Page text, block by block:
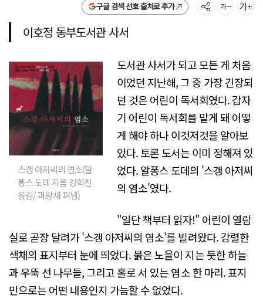
구글 검색 선호 출처로 추가
이호정 동부도서관 사서
스갱 아저씨의 염소(알
퐁스 도데 지음 강희진
옮김/ 파랑새 펴냄)
도서관 사서가 되고 모든 게 처음
이었던 지난해, 그 중 가장 긴장되
던 것은 어린이 독서회였다. 갑자
기 어린이 독서회를 맡게 돼 어떻
게 해야 하나 이것저것을 알아보
았다. 토론 도서는 이미 정해져 있
었다. 알퐁스 도데의 '스갱 아저씨
의 염소'였다.
"일단 책부터 읽자!" 어린이 열람
실로 곧장 달려가 '스갱 아저씨의 염소'를 빌려왔다. 강렬한
색채의 표지부터 눈에 띄었다. 붉은 노을이 지는 듯한 하늘
과 우뚝 선 나무들, 그리고 홀로 서 있는 염소 한 마리. 표지
만으로는 어떤 내용인지 가늠할 수 없었다.